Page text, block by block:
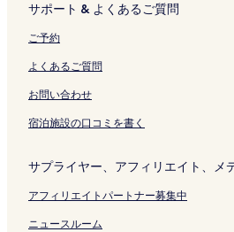
開
く
リ
ン
o
s
t
e
の
ー
を
開
く
リ
ン
サポート & よくあるご質問
ご予約
よくあるご質問
お問い合わせ
宿泊施設の口コミを書く
サプライヤー、アフィリエイト、メ
アフィリエイトパートナー募集中
ニュースルーム